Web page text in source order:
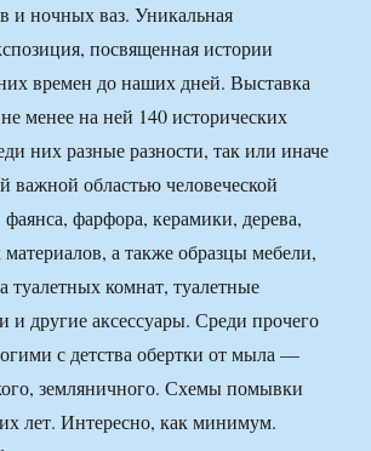
и ночных ваз. Уникальная
посвященная истории
времен до наших дней. Выставка
менее на ней 140 исторических
них разные разности, так или иначе
важной областью человеческой
фарфора, керамики, дерева,
материалов, а также образцы мебели,
туалетных комнат, туалетные
и другие аксессуары. Среди прочего
с детства обертки от мыла —
земляничного. Схемы помывки
лет. Интересно, как минимум.